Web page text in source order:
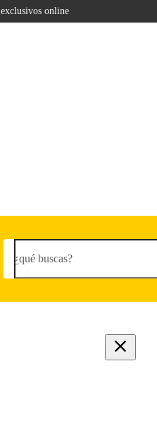
exclusivos online
¿qué buscas?